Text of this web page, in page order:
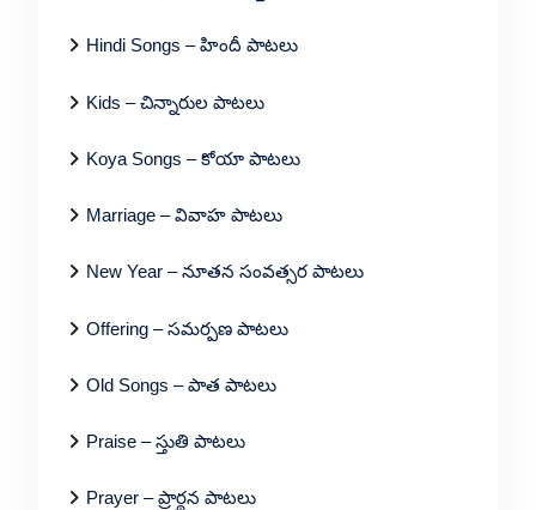
Hindi Songs – హిందీ పాటలు
Kids – చిన్నారుల పాటలు
Koya Songs – కోయా పాటలు
Marriage – వివాహ పాటలు
New Year – నూతన సంవత్సర పాటలు
Offering – సమర్పణ పాటలు
Old Songs – పాత పాటలు
Praise – స్తుతి పాటలు
Prayer – ప్రార్థన పాటలు